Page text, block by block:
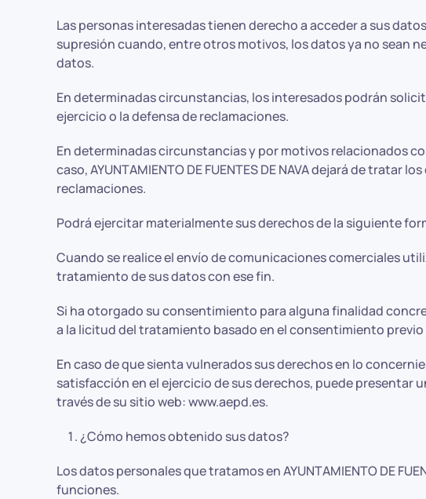
Las personas interesadas tienen derecho a acceder a sus
supresión cuando, entre otros motivos, los datos ya no sean
datos.
En determinadas circunstancias, los interesados podrán
ejercicio o la defensa de reclamaciones.
En determinadas circunstancias y por motivos relacionados
caso, AYUNTAMIENTO DE FUENTES DE NAVA dejará de
reclamaciones.
Podrá ejercitar materialmente sus derechos de la siguiente
Cuando se realice el envío de comunicaciones comerciales
tratamiento de sus datos con ese fin.
Si ha otorgado su consentimiento para alguna finalidad
a la licitud del tratamiento basado en el consentimiento previo
En caso de que sienta vulnerados sus derechos en lo
satisfacción en el ejercicio de sus derechos, puede
través de su sitio web: www.aepd.es.
¿Cómo hemos obtenido sus datos?
Los datos personales que tratamos en AYUNTAMIENTO DE
funciones.